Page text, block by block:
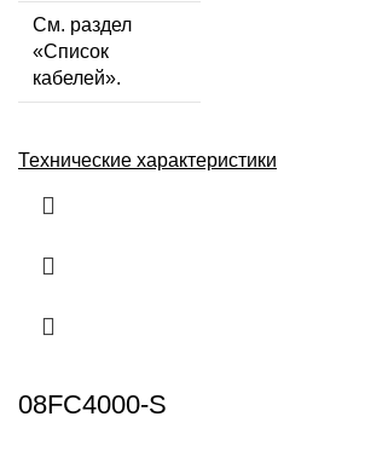
См. раздел
«Список
кабелей».
Технические характеристики
08FC4000-S